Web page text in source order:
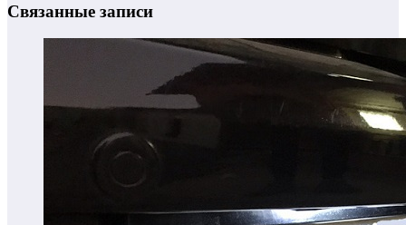
Связанные записи